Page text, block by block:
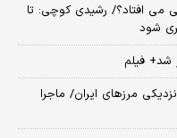
می افتاد؟/ رشیدی کوچی: تا
شود
شد+ فیلم
مرز‌های ایران/ ماجرا